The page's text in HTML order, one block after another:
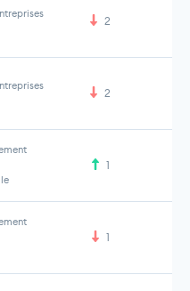
2
2
1
1